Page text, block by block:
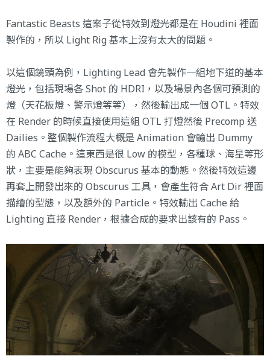
Fantastic Beasts 這案子從特效到燈光都是在 Houdini 裡面
製作的，所以 Light Rig 基本上沒有太大的問題。
以這個鏡頭為例，Lighting Lead 會先製作一組地下道的基本
燈光，包括現場各 Shot 的 HDRI，以及場景內各個可預測的
燈（天花板燈、警示燈等等），然後輸出成一個 OTL。特效
在 Render 的時候直接使用這組 OTL 打燈然後 Precomp 送
Dailies。整個製作流程大概是 Animation 會輸出 Dummy
的 ABC Cache。這東西是很 Low 的模型，各種球、海星等形
狀，主要是能夠表現 Obscurus 基本的動態。然後特效這邊
再套上開發出來的 Obscurus 工具，會產生符合 Art Dir 裡面
描繪的型態，以及額外的 Particle。特效輸出 Cache 給
Lighting 直接 Render，根據合成的要求出該有的 Pass。